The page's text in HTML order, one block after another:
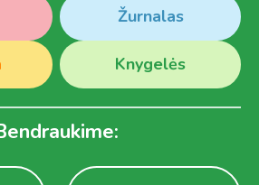
Žurnalas
Knygelės